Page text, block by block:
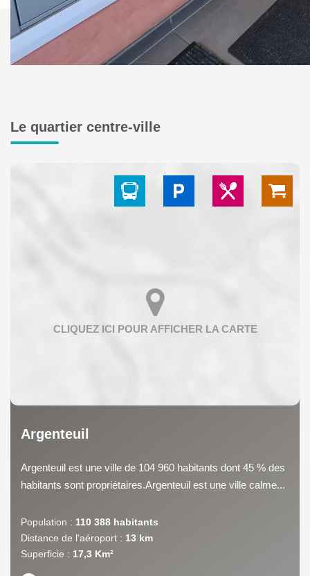
Le quartier centre-ville
Argenteuil
Argenteuil est une ville de 104 960 habitants dont 45 % des
habitants sont propriétaires.Argenteuil est une ville calme...
Population : 110 388 habitants
Distance de l'aéroport : 13 km
Superficie : 17,3 Km²